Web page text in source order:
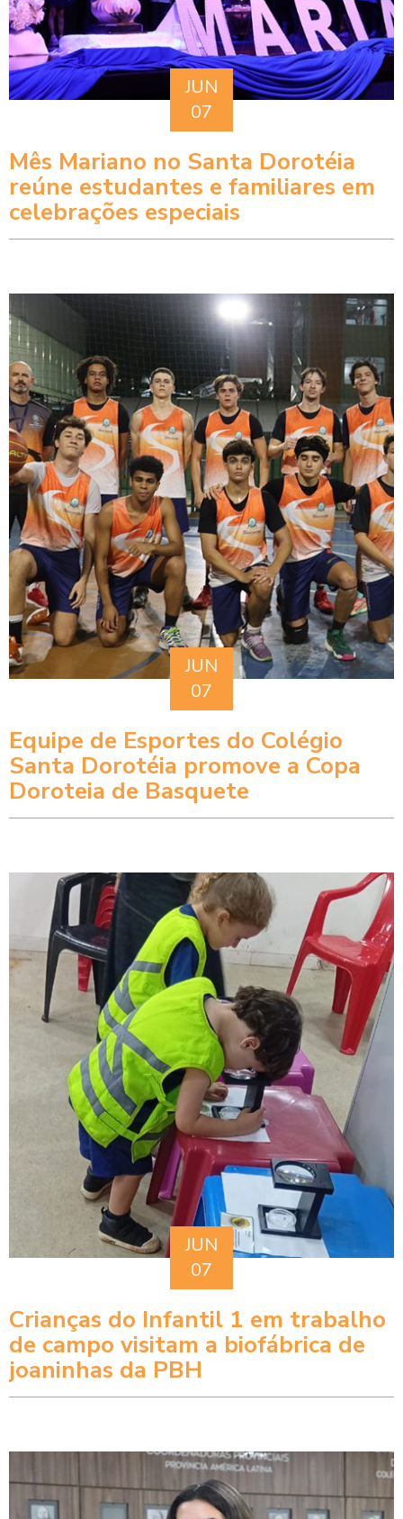
JUN
07
Mês Mariano no Santa Dorotéia
reúne estudantes e familiares em
celebrações especiais
JUN
07
Equipe de Esportes do Colégio
Santa Dorotéia promove a Copa
Doroteia de Basquete
JUN
07
Crianças do Infantil 1 em trabalho
de campo visitam a biofábrica de
joaninhas da PBH